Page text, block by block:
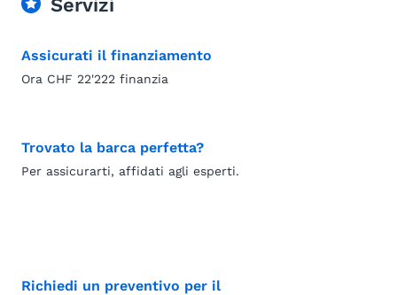
Servizi
Assicurati il finanziamento
Ora CHF 22'222 finanzia
Trovato la barca perfetta?
Per assicurarti, affidati agli esperti.
Richiedi un preventivo per il